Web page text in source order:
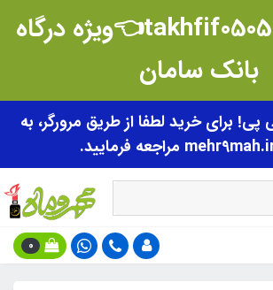
کد تخفیف takhfif0505👈ویژه درگاه
بانک سامان
پی! برای خرید لطفا از طریق مرورگر، به
0